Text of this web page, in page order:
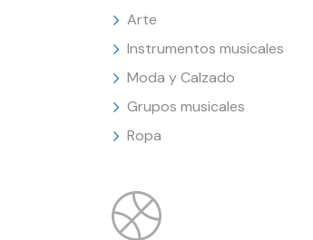
Arte
Instrumentos musicales
Moda y Calzado
Grupos musicales
Ropa